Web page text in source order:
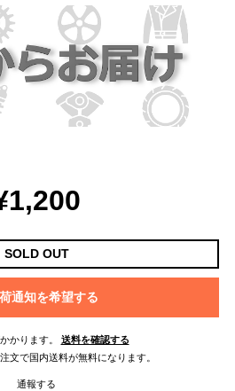
SOLD OUT
通知を希望する
かります。
送料を確認する
文で国内送料が無料になります。
通報する